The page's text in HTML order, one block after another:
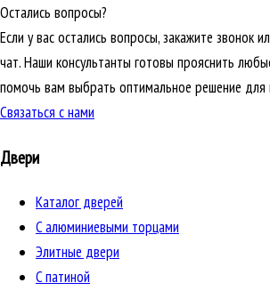
Остались вопросы?
Если у вас остались вопросы, закажите звонок
чат. Наши консультанты готовы прояснить
помочь вам выбрать оптимальное решение для
Связаться с нами
Двери
Каталог дверей
C алюминиевыми торцами
Элитные двери
C патиной